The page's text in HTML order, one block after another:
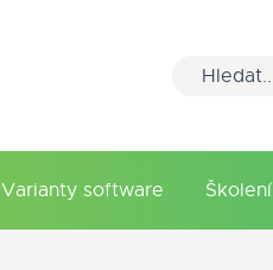
Varianty software Školení